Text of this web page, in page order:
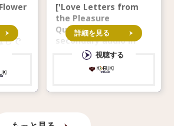
in
しで
ん。
['Love Letters from
the Pleasure
Quarters'] *With
secondary audio in
English ※副音声なしで
のご視聴はできません。
詳細を見る
視聴する